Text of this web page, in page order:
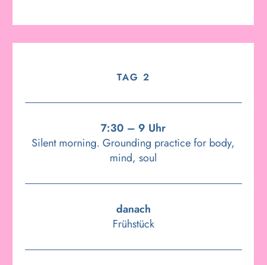
TAG 2
7:30 – 9 Uhr
Silent morning. Grounding practice for body,
mind, soul
danach
Frühstück